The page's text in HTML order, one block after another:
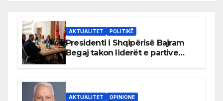
AKTUALITET POLITIKË
Presidenti i Shqipërisë Bajram
Begaj takon liderët e partive
AKTUALITET OPINIONE